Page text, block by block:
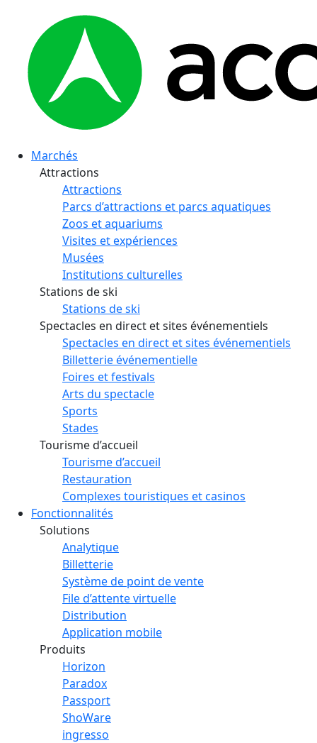
Marchés
Attractions
Attractions
Parcs d’attractions et parcs aquatiques
Zoos et aquariums
Visites et expériences
Musées
Institutions culturelles
Stations de ski
Stations de ski
Spectacles en direct et sites événementiels
Spectacles en direct et sites événementiels
Billetterie événementielle
Foires et festivals
Arts du spectacle
Sports
Stades
Tourisme d’accueil
Tourisme d’accueil
Restauration
Complexes touristiques et casinos
Fonctionnalités
Solutions
Analytique
Billetterie
Système de point de vente
File d’attente virtuelle
Distribution
Application mobile
Produits
Horizon
Paradox
Passport
ShoWare
ingresso